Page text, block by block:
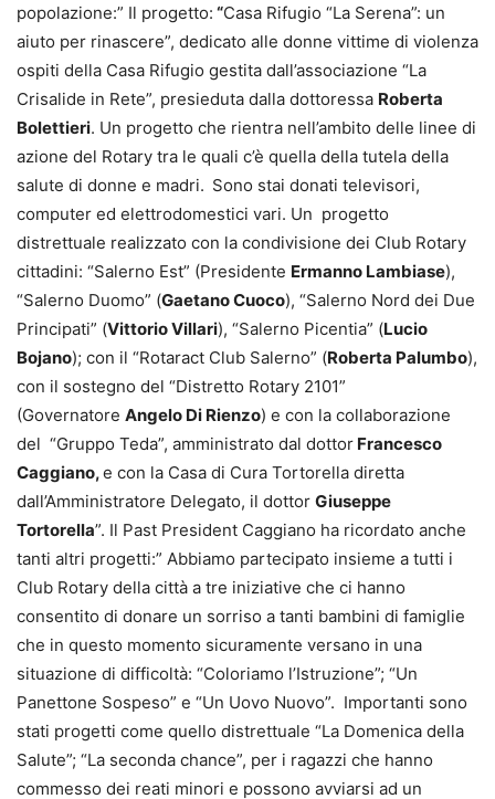
popolazione:” Il progetto: “Casa Rifugio “La Serena”: un
aiuto per rinascere”, dedicato alle donne vittime di violenza
ospiti della Casa Rifugio gestita dall’associazione “La
Crisalide in Rete”, presieduta dalla dottoressa Roberta
Bolettieri. Un progetto che rientra nell’ambito delle linee di
azione del Rotary tra le quali c’è quella della tutela della
salute di donne e madri. Sono stai donati televisori,
computer ed elettrodomestici vari. Un progetto
distrettuale realizzato con la condivisione dei Club Rotary
cittadini: “Salerno Est” (Presidente Ermanno Lambiase),
“Salerno Duomo” (Gaetano Cuoco), “Salerno Nord dei Due
Principati” (Vittorio Villari), “Salerno Picentia” (Lucio
Bojano); con il “Rotaract Club Salerno” (Roberta Palumbo),
con il sostegno del “Distretto Rotary 2101”
(Governatore Angelo Di Rienzo) e con la collaborazione
del “Gruppo Teda”, amministrato dal dottor Francesco
Caggiano,e con la Casa di Cura Tortorella diretta
dall’Amministratore Delegato, il dottor Giuseppe
Tortorella”. Il Past President Caggiano ha ricordato anche
tanti altri progetti:” Abbiamo partecipato insieme a tutti i
Club Rotary della città a tre iniziative che ci hanno
consentito di donare un sorriso a tanti bambini di famiglie
che in questo momento sicuramente versano in una
situazione di difficoltà: “Coloriamo l’Istruzione”; “Un
Panettone Sospeso” e “Un Uovo Nuovo”. Importanti sono
stati progetti come quello distrettuale “La Domenica della
Salute”; “La seconda chance”, per i ragazzi che hanno
commesso dei reati minori e possono avviarsi ad un